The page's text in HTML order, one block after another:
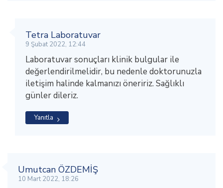
Tetra Laboratuvar
9 Şubat 2022, 12:44
Laboratuvar sonuçları klinik bulgular ile
değerlendirilmelidir, bu nedenle doktorunuzla
iletişim halinde kalmanızı öneririz. Sağlıklı
günler dileriz.
Yanıtla
Umutcan ÖZDEMİŞ
10 Mart 2022, 18:26